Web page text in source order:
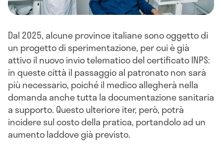
Dal 2025, alcune province italiane sono oggetto di
un progetto di sperimentazione, per cui è già
attivo il nuovo invio telematico del certificato INPS:
in queste città il passaggio al patronato non sarà
più necessario, poiché il medico allegherà nella
domanda anche tutta la documentazione sanitaria
a supporto. Questo ulteriore iter, però, potrà
incidere sul costo della pratica, portandolo ad un
aumento laddove già previsto.